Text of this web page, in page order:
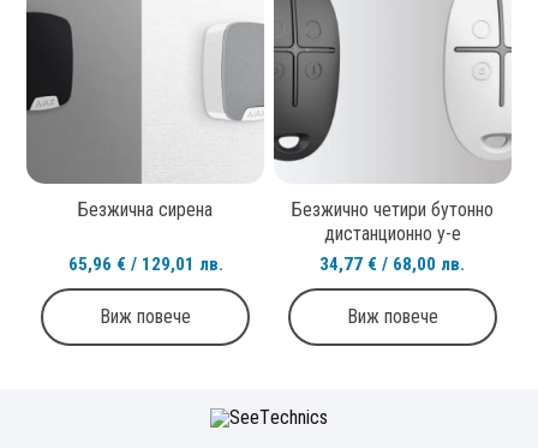
Безжична сирена
65,96 € / 129,01 лв.
Виж повече
Безжичнo четири бутонно
дистанционно у-e
34,77 € / 68,00 лв.
Виж повече